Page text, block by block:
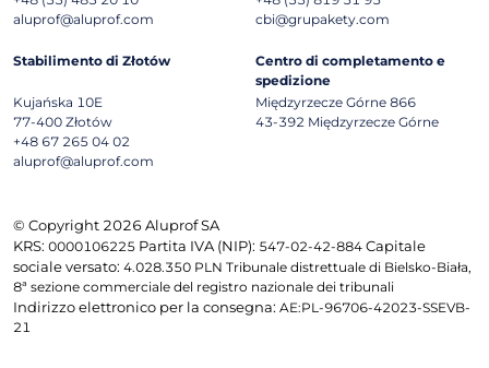
aluprof@aluprof.com
cbi@grupakety.com
Stabilimento di Złotów
Kujańska 10E
77-400 Złotów
+48 67 265 04 02
aluprof@aluprof.com
Centro di completamento e
spedizione
Międzyrzecze Górne 866
43-392 Międzyrzecze Górne
© Copyright 2026 Aluprof SA
KRS: 0000106225 Partita IVA (NIP): 547-02-42-884 Capitale
sociale versato: 4.028.350 PLN Tribunale distrettuale di Bielsko-Biała,
8ª sezione commerciale del registro nazionale dei tribunali
Indirizzo elettronico per la consegna: AE:PL-96706-42023-SSEVB-
21